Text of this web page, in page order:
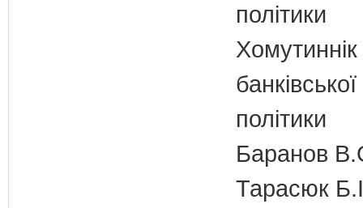
політики
політики
Баранов
Тарасюк